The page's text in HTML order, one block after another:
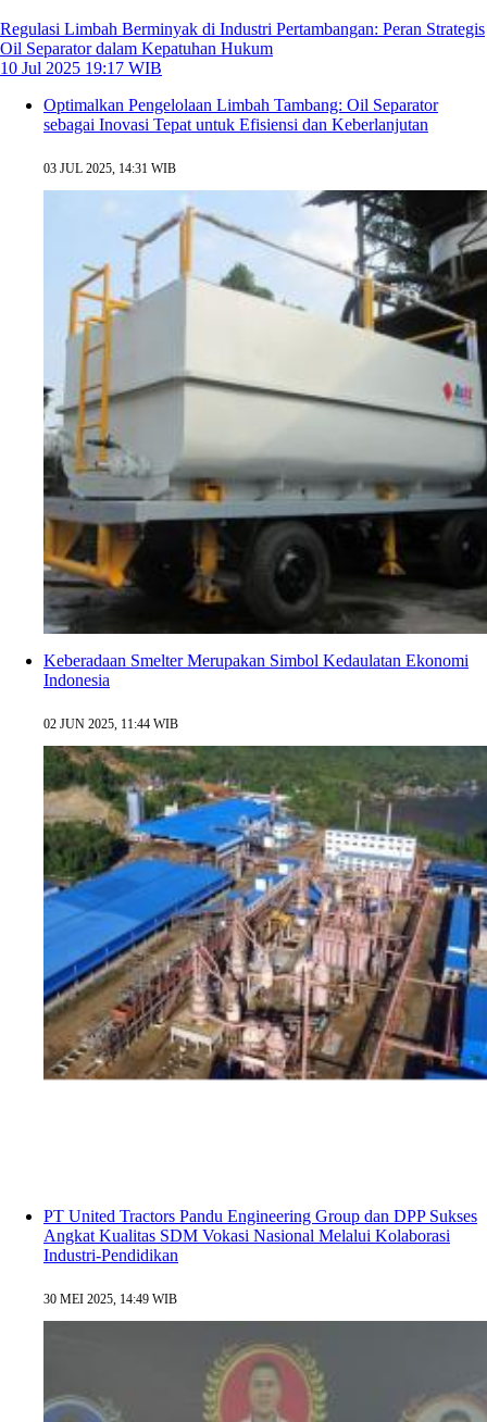
Regulasi Limbah Berminyak di Industri Pertambangan: Peran Strategis
Oil Separator dalam Kepatuhan Hukum
10 Jul 2025 19:17 WIB
Optimalkan Pengelolaan Limbah Tambang: Oil Separator
sebagai Inovasi Tepat untuk Efisiensi dan Keberlanjutan
03 JUL 2025, 14:31 WIB
Keberadaan Smelter Merupakan Simbol Kedaulatan Ekonomi
Indonesia
02 JUN 2025, 11:44 WIB
PT United Tractors Pandu Engineering Group dan DPP Sukses
Angkat Kualitas SDM Vokasi Nasional Melalui Kolaborasi
Industri-Pendidikan
30 MEI 2025, 14:49 WIB